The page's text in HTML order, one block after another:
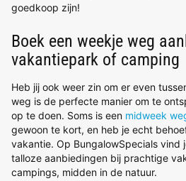
goedkoop zijn!
Boek een weekje weg
vakantiepark of camping
Heb jij ook weer zin om er even
weg is de perfecte manier om te
op te doen. Soms is een midweek
gewoon te kort, en heb je echt
vakantie. Op BungalowSpecials vind
talloze aanbiedingen bij prachtige
campings, midden in de natuur.